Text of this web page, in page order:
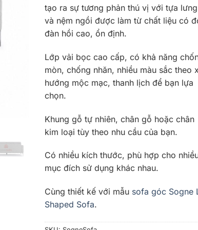
tạo ra sự tương phản thú vị với tựa lưng
và nệm ngồi được làm từ chất liệu có
đàn hồi cao, ổn định.
Lớp vải bọc cao cấp, có khả năng
mòn, chống nhăn, nhiều màu sắc theo
hướng mộc mạc, thanh lịch để bạn lựa
chọn.
Khung gỗ tự nhiên, chân gỗ hoặc chân
kim loại tùy theo nhu cầu của bạn.
Có nhiều kích thước, phù hợp cho
mục đích sử dụng khác nhau.
Cùng thiết kế với mẫu sofa góc Sogne
Shaped Sofa.